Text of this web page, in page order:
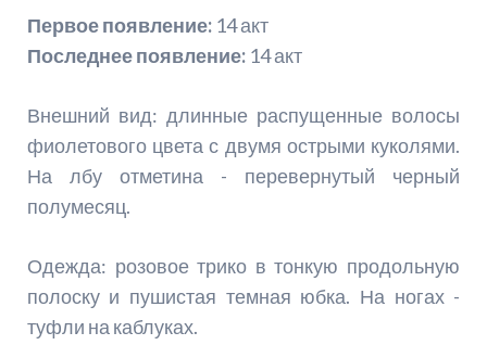
Первое появление:14 акт
Последнее появление:14 акт
Внешний вид: длинные распущенные волосы
фиолетового цвета с двумя острыми куколями.
На лбу отметина - перевернутый черный
полумесяц.
Одежда: розовое трико в тонкую продольную
полоску и пушистая темная юбка. На ногах -
туфли на каблуках.